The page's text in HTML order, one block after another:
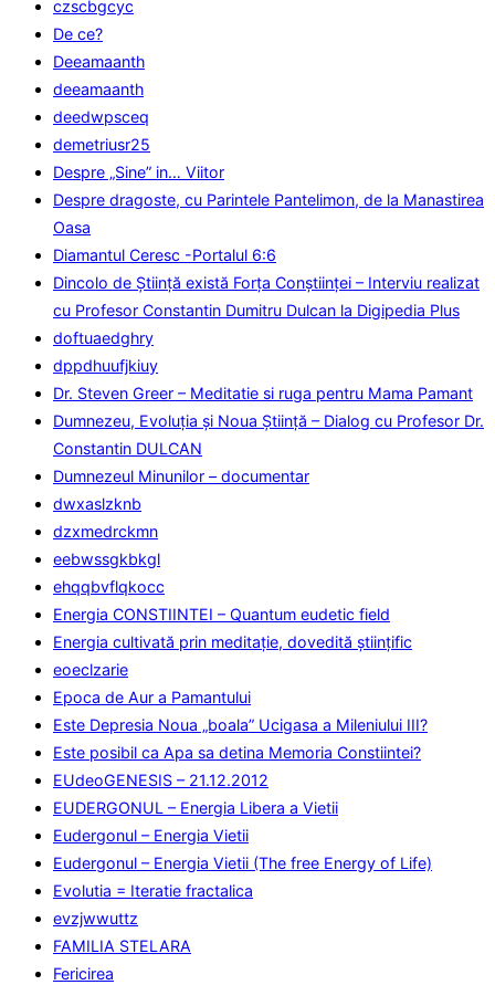
czscbgcyc
De ce?
Deeamaanth
deeamaanth
deedwpsceq
demetriusr25
Despre „Sine” in… Viitor
Despre dragoste, cu Parintele Pantelimon, de la Manastirea
Oasa
Diamantul Ceresc -Portalul 6:6
Dincolo de Știință există Forța Conștiinței – Interviu realizat
cu Profesor Constantin Dumitru Dulcan la Digipedia Plus
doftuaedghry
dppdhuufjkiuy
Dr. Steven Greer – Meditatie si ruga pentru Mama Pamant
Dumnezeu, Evoluţia şi Noua Ştiinţă – Dialog cu Profesor Dr.
Constantin DULCAN
Dumnezeul Minunilor – documentar
dwxaslzknb
dzxmedrckmn
eebwssgkbkgl
ehqqbvflqkocc
Energia CONSTIINTEI – Quantum eudetic field
Energia cultivată prin meditaţie, dovedită ştiinţific
eoeclzarie
Epoca de Aur a Pamantului
Este Depresia Noua „boala” Ucigasa a Mileniului III?
Este posibil ca Apa sa detina Memoria Constiintei?
EUdeoGENESIS – 21.12.2012
EUDERGONUL – Energia Libera a Vietii
Eudergonul – Energia Vietii
Eudergonul – Energia Vietii (The free Energy of Life)
Evolutia = Iteratie fractalica
evzjwwuttz
FAMILIA STELARA
Fericirea